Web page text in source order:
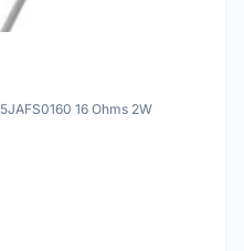
16 Ohms 2W